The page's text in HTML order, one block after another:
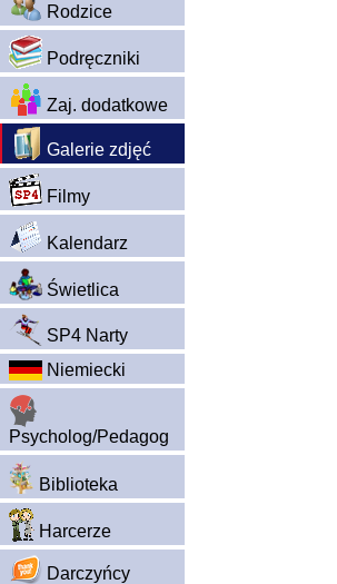
Rodzice
Podręczniki
Zaj. dodatkowe
Galerie zdjęć
Filmy
Kalendarz
Świetlica
SP4 Narty
Niemiecki
Psycholog/Pedagog
Biblioteka
Harcerze
Darczyńcy